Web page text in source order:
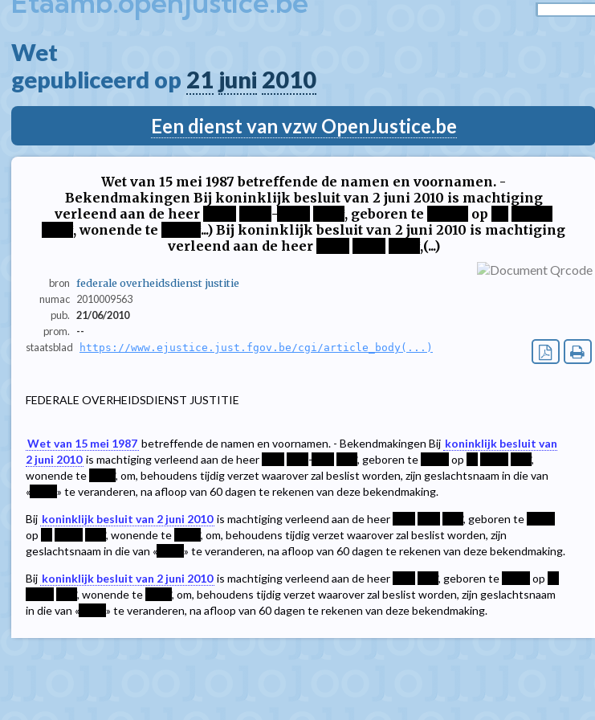
Wet
gepubliceerd op 21 juni 2010
Een dienst van vzw OpenJustice.be
Wet van 15 mei 1987 betreffende de namen en voornamen. -
Bekendmakingen Bij koninklijk besluit van 2 juni 2010 is machtiging
verleend aan de heer
- , geboren te op
, wonende te
...) Bij koninklijk besluit van 2 juni 2010 is machtiging
verleend aan de heer
,(...)
bron federale overheidsdienst justitie
numac 2010009563
pub. 21/06/2010
prom.
--
staatsblad
https://www.ejustice.just.fgov.be/cgi/article_body(...)
FEDERALE OVERHEIDSDIENST JUSTITIE
Wet van 15 mei 1987 betreffende de namen en voornamen. - Bekendmakingen Bij koninklijk besluit van
2 juni 2010 is machtiging verleend aan de heer - , geboren te op
,
wonende te
, om, behoudens tijdig verzet waarover zal beslist worden, zijn geslachtsnaam in die van
«
» te veranderen, na afloop van 60 dagen te rekenen van deze bekendmaking.
Bij koninklijk besluit van 2 juni 2010 is machtiging verleend aan de heer , geboren te
op
, wonende te
, om, behoudens tijdig verzet waarover zal beslist worden, zijn
geslachtsnaam in die van «
» te veranderen, na afloop van 60 dagen te rekenen van deze bekendmaking.
Bij koninklijk besluit van 2 juni 2010 is machtiging verleend aan de heer , geboren te op
, wonende te
, om, behoudens tijdig verzet waarover zal beslist worden, zijn geslachtsnaam
in die van «
» te veranderen, na afloop van 60 dagen te rekenen van deze bekendmaking.